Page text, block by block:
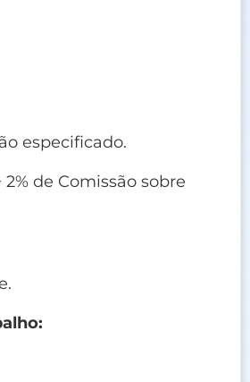
especificado.
2% de Comissão sobre